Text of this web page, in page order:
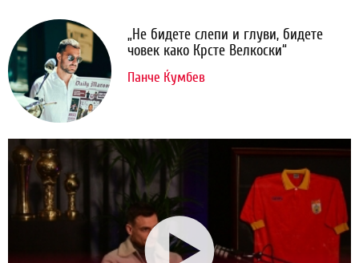
„Не бидете слепи и глуви, бидете
човек како Крсте Велкоски“
Панче Ќумбев